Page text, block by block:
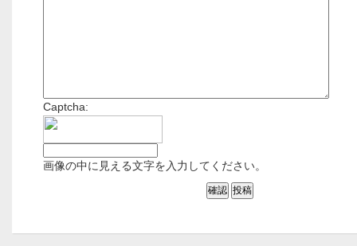
Captcha:
画像の中に見える文字を入力してください。